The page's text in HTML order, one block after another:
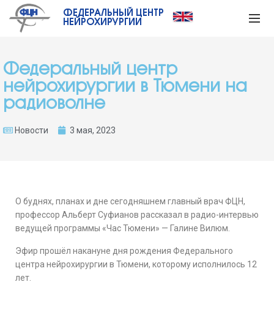
ФЕДЕРАЛЬНЫЙ ЦЕНТР
НЕЙРОХИРУРГИИ
Федеральный центр
нейрохирургии в Тюмени на
радиоволне
Новости 3 мая, 2023
О буднях, планах и дне сегодняшнем главный врач ФЦН,
профессор Альберт Суфианов рассказал в радио-интервью
ведущей программы «Час Тюмени» — Галине Вилюм.
Эфир прошёл накануне дня рождения Федерального
центра нейрохирургии в Тюмени, которому исполнилось 12
лет.